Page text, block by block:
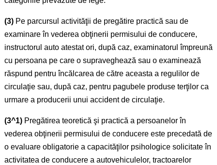
(3)Pe parcursul activităţii de pregătire practică sau de
examinare în vederea obţinerii permisului de conducere,
instructorul auto atestat ori, după caz, examinatorul împreună
cu persoana pe care o supraveghează sau o examinează
răspund pentru încălcarea de către aceasta a regulilor de
circulaţie sau, după caz, pentru pagubele produse terţilor ca
urmare a producerii unui accident de circulaţie.
(3^1)Pregătirea teoretică şi practică a persoanelor în
vederea obţinerii permisului de conducere este precedată de
o evaluare obligatorie a capacităţilor psihologice solicitate în
activitatea de conducere a autovehiculelor, tractoarelor